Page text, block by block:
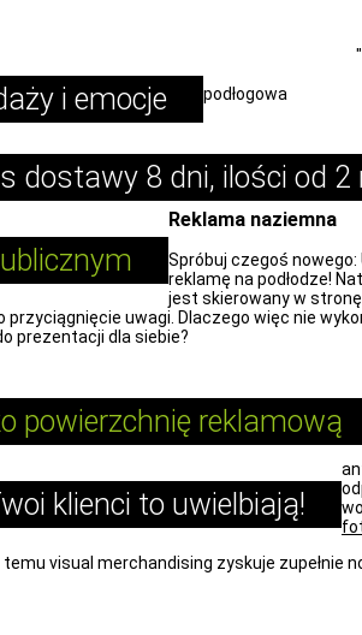
i emocje
dostawy 8 dni, ilości od 2
powierzchnię reklamową
klienci to uwielbiają!
"
podłogowa
Reklama naziemna
Spróbuj czegoś
reklamę na podłodze!
jest skierowany w stronę
przyciągnięcie uwagi. Dlaczego więc nie
prezentacji dla siebie?
visual merchandising zyskuje zupełnie